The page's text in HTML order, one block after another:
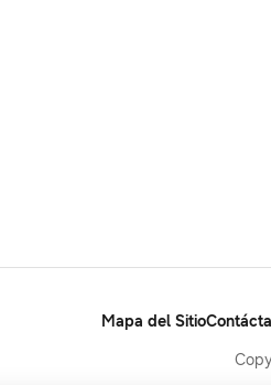
Mapa del Sitio